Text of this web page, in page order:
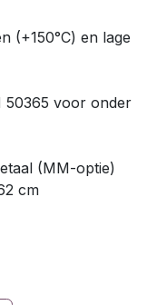
(+150°C) en lage
50365 voor onder
(MM-optie)
cm